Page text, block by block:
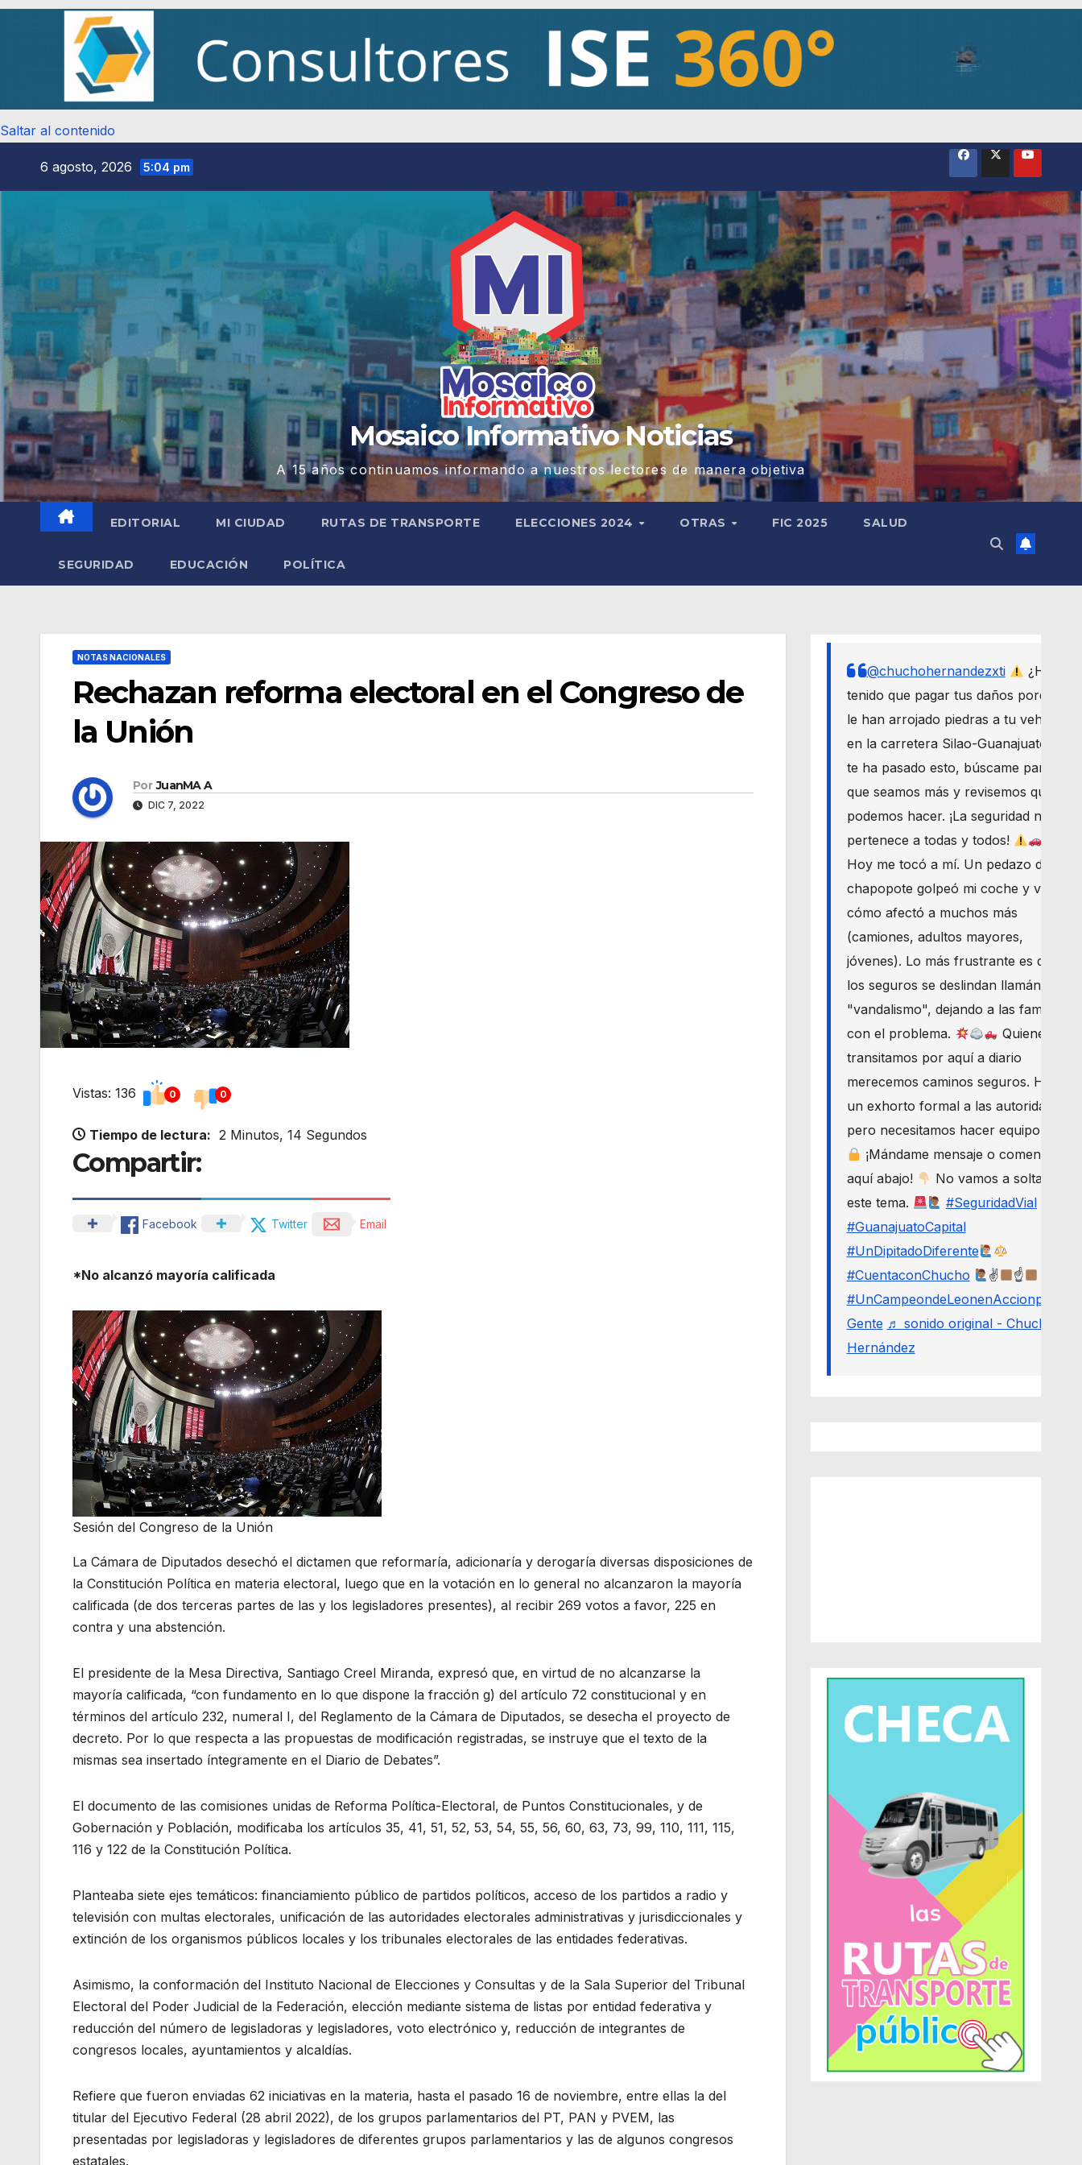
Saltar al contenido
6 agosto, 2026 5:04 pm
Mosaico Informativo Noticias
A 15 años continuamos informando a nuestros lectores de manera objetiva
EDITORIAL MI CIUDAD RUTAS DE TRANSPORTE ELECCIONES 2024 OTRAS FIC 2025 SALUD
SEGURIDAD EDUCACIÓN POLÍTICA
NOTAS NACIONALES
Rechazan reforma electoral en el Congreso de
la Unión
Por JuanMA A
DIC 7, 2022
Vistas: 136 0 0
Tiempo de lectura: 2 Minutos, 14 Segundos
Compartir:
Facebook Twitter Email
*No alcanzó mayoría calificada
Sesión del Congreso de la Unión
La Cámara de Diputados desechó el dictamen que reformaría, adicionaría y derogaría diversas disposiciones de
la Constitución Política en materia electoral, luego que en la votación en lo general no alcanzaron la mayoría
calificada (de dos terceras partes de las y los legisladores presentes), al recibir 269 votos a favor, 225 en
contra y una abstención.
El presidente de la Mesa Directiva, Santiago Creel Miranda, expresó que, en virtud de no alcanzarse la
mayoría calificada, “con fundamento en lo que dispone la fracción g) del artículo 72 constitucional y en
términos del artículo 232, numeral I, del Reglamento de la Cámara de Diputados, se desecha el proyecto de
decreto. Por lo que respecta a las propuestas de modificación registradas, se instruye que el texto de la
mismas sea insertado íntegramente en el Diario de Debates”.
El documento de las comisiones unidas de Reforma Política-Electoral, de Puntos Constitucionales, y de
Gobernación y Población, modificaba los artículos 35, 41, 51, 52, 53, 54, 55, 56, 60, 63, 73, 99, 110, 111, 115,
116 y 122 de la Constitución Política.
Planteaba siete ejes temáticos: financiamiento público de partidos políticos, acceso de los partidos a radio y
televisión con multas electorales, unificación de las autoridades electorales administrativas y jurisdiccionales y
extinción de los organismos públicos locales y los tribunales electorales de las entidades federativas.
Asimismo, la conformación del Instituto Nacional de Elecciones y Consultas y de la Sala Superior del Tribunal
Electoral del Poder Judicial de la Federación, elección mediante sistema de listas por entidad federativa y
reducción del número de legisladoras y legisladores, voto electrónico y, reducción de integrantes de
congresos locales, ayuntamientos y alcaldías.
Refiere que fueron enviadas 62 iniciativas en la materia, hasta el pasado 16 de noviembre, entre ellas la del
titular del Ejecutivo Federal (28 abril 2022), de los grupos parlamentarios del PT, PAN y PVEM, las
presentadas por legisladoras y legisladores de diferentes grupos parlamentarios y las de algunos congresos
estatales.
@chuchohernandezxti
¿Has
tenido que pagar tus daños porque
le han arrojado piedras a tu vehículo
en la carretera Silao-Guanajuato? Si
te ha pasado esto, búscame para
que seamos más y revisemos qué
podemos hacer. ¡La seguridad nos
pertenece a todas y todos!
Hoy me tocó a mí. Un pedazo de
chapopote golpeó mi coche y vi
cómo afectó a muchos más
(camiones, adultos mayores,
jóvenes). Lo más frustrante es que
los seguros se deslindan llamándolo
"vandalismo", dejando a las familias
con el problema.
Quienes
transitamos por aquí a diario
merecemos caminos seguros. Haré
un exhorto formal a las autoridades,
pero necesitamos hacer equipo.
¡Mándame mensaje o comenta
aquí abajo!
No vamos a soltar
este tema.
#SeguridadVial
#GuanajuatoCapital
#UnDipitadoDiferente
#CuentaconChucho
✌
☝
#UnCampeondeLeonenAccionporLa
Gente ♬ sonido original - Chucho
Hernández